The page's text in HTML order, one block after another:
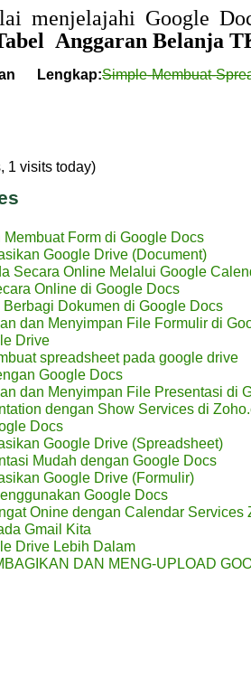
menjelajahi Google
Anggaran Belanja
Lengkap:Simple-Membuat-
1 visits today)
Form di Google Docs
Google Drive (Document)
Secara Online Melalui Google
Online di Google Docs
Dokumen di Google Docs
dan Menyimpan File Formulir di
Drive
spreadsheet pada google drive
Google Docs
dan Menyimpan File Presentasi di
dengan Show Services di
Docs
Google Drive (Spreadsheet)
Mudah dengan Google Docs
Google Drive (Formulir)
Google Docs
Onine dengan Calendar Services
Gmail Kita
Drive Lebih Dalam
DAN MENG-UPLOAD